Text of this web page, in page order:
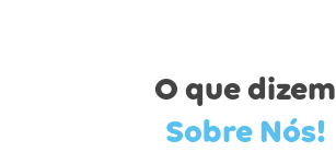
O que dizem
Sobre Nós!